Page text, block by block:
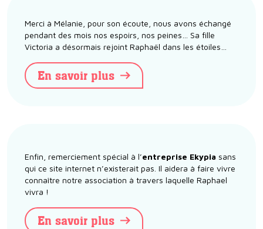
Merci à Mélanie, pour son écoute, nous avons échangé
pendant des mois nos espoirs, nos peines… Sa fille
Victoria a désormais rejoint Raphaël dans les étoiles…
En savoir plus
Enfin, remerciement spécial à l’entreprise Ekypia sans
qui ce site internet n’existerait pas. Il aidera à faire vivre
connaître notre association à travers laquelle Raphael
vivra !
En savoir plus